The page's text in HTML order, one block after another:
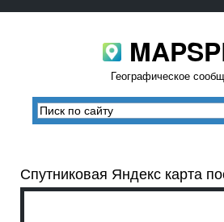
Географическое
Спутниковая Яндекс карта